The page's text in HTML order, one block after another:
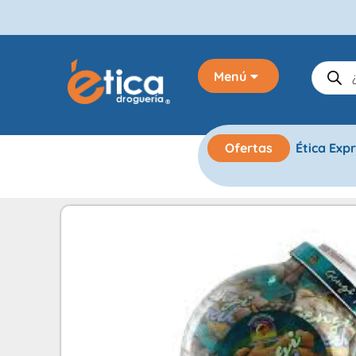
Menú
Ofertas Ética